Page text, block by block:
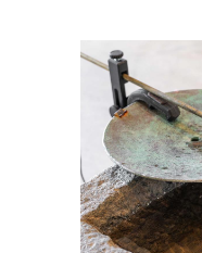
GALERIE CHANTAL CROUSEL
10 RUE CHARLOT, 75003 PARIS